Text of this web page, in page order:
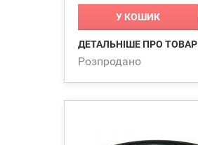

У КОШИК
ДЕТАЛЬНІШЕ ПРО ТОВАР
Розпродано